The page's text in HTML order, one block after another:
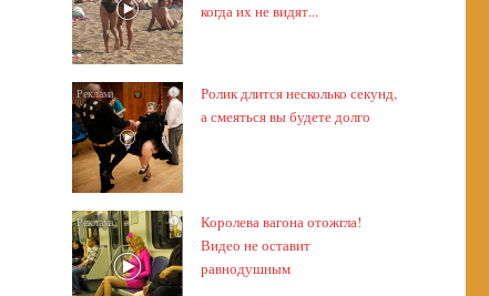
когда их не видят...
i
Ролик длится несколько секунд,
а смеяться вы будете долго
i
Королева вагона отожгла!
Видео не оставит
равнодушным